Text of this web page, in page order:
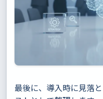
最後に、導入時に見落